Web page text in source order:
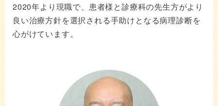
2020年より現職で、患者様と診療科の先生方がより
良い治療方針を選択される手助けとなる病理診断を
心がけています。